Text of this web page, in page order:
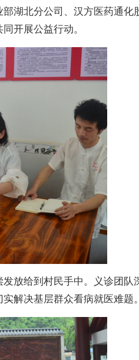
湖北分公司、汉方医药通化
开展公益行动。
放给到村民手中。义诊团队
解决基层群众看病就医难题。